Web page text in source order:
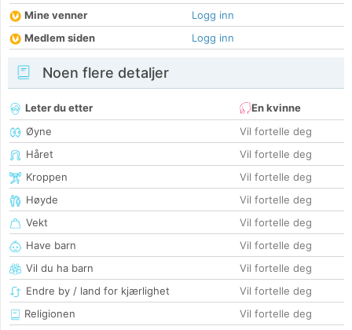
Mine venner
Logg inn
Medlem siden
Logg inn
Noen flere detaljer
Leter du etter
En kvinne
Øyne
Vil fortelle deg
Håret
Vil fortelle deg
Kroppen
Vil fortelle deg
Høyde
Vil fortelle deg
Vekt
Vil fortelle deg
Have barn
Vil fortelle deg
Vil du ha barn
Vil fortelle deg
Endre by / land for kjærlighet
Vil fortelle deg
Religionen
Vil fortelle deg